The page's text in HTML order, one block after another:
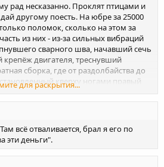
рад несказанно. Проклят птицами и
другому поесть. На юбре за 25000
поломок, сколько на этом за
из них - из-за сильных вибраций
сварного шва, начавший сечь
двигателя, треснувший
сборка, где от раздолбайства до
кверху ногами правый
концевики тормозов,
раз нет. Своих денег не стоит
уральской мотоциклетной компании
с кровью и рака яичек
это сейчас не читает, а коли так -
для раскрытия...
всё отваливается, брал я его по
эти деньги".